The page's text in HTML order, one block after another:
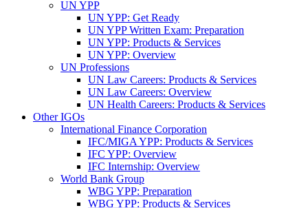
UN YPP
UN YPP: Get Ready
UN YPP Written Exam: Preparation
UN YPP: Products & Services
UN YPP: Overview
UN Professions
UN Law Careers: Products & Services
UN Law Careers: Overview
UN Health Careers: Products & Services
Other IGOs
International Finance Corporation
IFC/MIGA YPP: Products & Services
IFC YPP: Overview
IFC Internship: Overview
World Bank Group
WBG YPP: Preparation
WBG YPP: Products & Services